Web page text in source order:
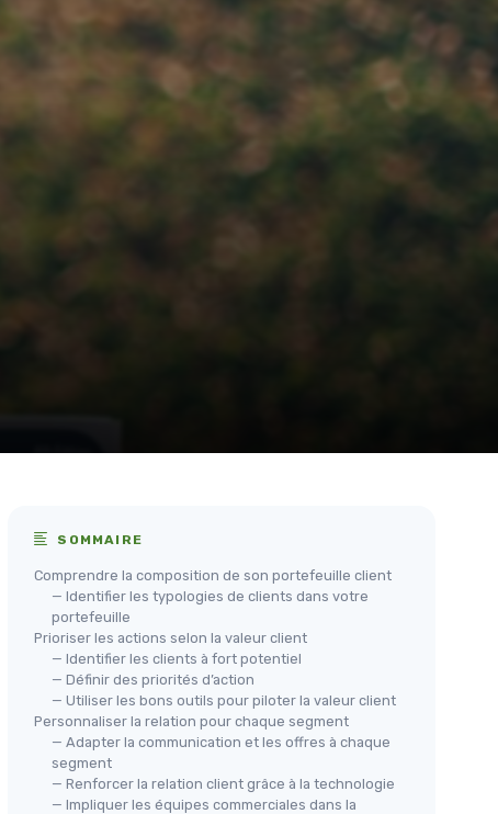
SOMMAIRE
Comprendre la composition de son portefeuille client
— Identifier les typologies de clients dans votre
portefeuille
Prioriser les actions selon la valeur client
— Identifier les clients à fort potentiel
— Définir des priorités d’action
— Utiliser les bons outils pour piloter la valeur client
Personnaliser la relation pour chaque segment
— Adapter la communication et les offres à chaque
segment
— Renforcer la relation client grâce à la technologie
— Impliquer les équipes commerciales dans la